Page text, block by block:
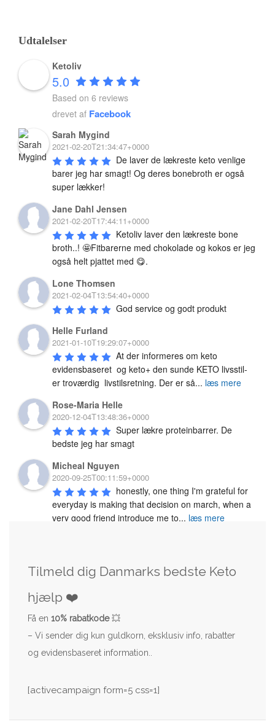
Grøn smoothie med chiafrø, lime og kål
ingredienser, smager fint, og er et kæmpe boost til at starte din sunde
dag. God på Keto, eller i det hele taget hvis du bare spiser sundt
Udtalelser
Ketoliv
5.0
Based on 6 reviews
drevet af Facebook
Sarah Mygind
2021-02-20T21:34:47+0000
De laver de lækreste keto venlige
barer jeg har smagt! Og deres bonebroth er også
super lækker!
Jane Dahl Jensen
2021-02-20T17:44:11+0000
Ketoliv laver den lækreste bone
broth..! 🤩Fitbarerne med chokolade og kokos er jeg
også helt pjattet med 😋.
Lone Thomsen
2021-02-04T13:54:40+0000
God service og godt produkt
Helle Furland
2021-01-10T19:29:07+0000
At der informeres om keto
evidensbaseret  og keto+ den sunde KETO livsstil-
er troværdig  livstilsretning. Der er så... læs mere
Rose-Maria Helle
2020-12-04T13:48:36+0000
Super lækre proteinbarrer. De
bedste jeg har smagt
Micheal Nguyen
2020-09-25T00:11:59+0000
honestly, one thing I'm grateful for
everyday is making that decision on march, when a
very good friend introduce me to... læs mere
Tilmeld dig Danmarks bedste Keto
hjælp ❤️
Få en 10% rabatkode💥
– Vi sender dig kun guldkorn, eksklusiv info, rabatter
og evidensbaseret information..
[activecampaign form=5 css=1]